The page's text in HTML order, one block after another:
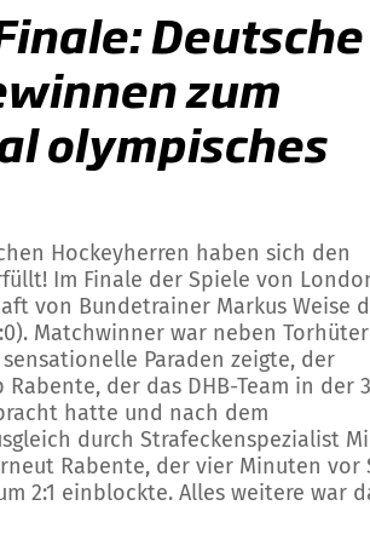
Deutsche
zum
olympisches
Hockeyherren haben sich den
Im Finale der Spiele von
von Bundetrainer Markus Weise
Matchwinner war neben
Paraden zeigte, der
der das DHB-Team in der
hatte und nach dem
durch Strafeckenspezialist
Rabente, der vier Minuten vor
2:1 einblockte. Alles weitere war